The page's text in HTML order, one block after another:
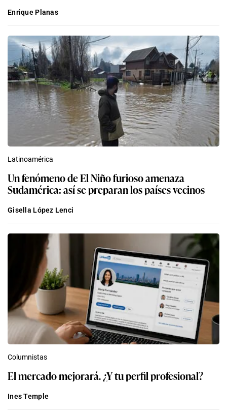
Enrique Planas
Latinoamérica
Un fenómeno de El Niño furioso amenaza
Sudamérica: así se preparan los países vecinos
Gisella López Lenci
Columnistas
El mercado mejorará. ¿Y tu perfil profesional?
Ines Temple